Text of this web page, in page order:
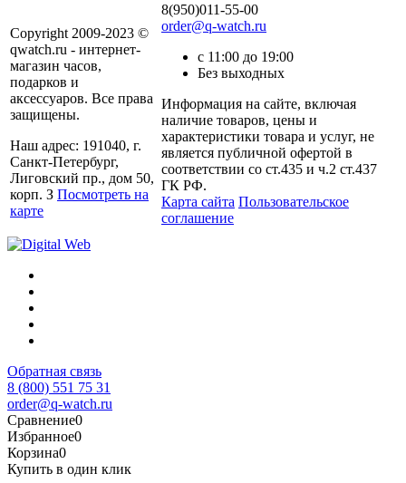
Copyright 2009-2023 ©
qwatch.ru - интернет-
магазин часов,
подарков и
аксессуаров. Все права
защищены.
Наш адрес: 191040, г.
Санкт-Петербург,
Лиговский пр., дом 50,
корп. З Посмотреть на
карте
8(950)011-55-00
order@q-watch.ru
с 11:00 до 19:00
Без выходных
Информация на сайте, включая
наличие товаров, цены и
характеристики товара и услуг, не
является публичной офертой в
соответствии со ст.435 и ч.2 ст.437
ГК РФ.
Карта сайта Пользовательское
соглашение
Обратная связь
8 (800) 551 75 31
order@q-watch.ru
Сравнение0
Избранное0
Корзина0
Купить в один клик